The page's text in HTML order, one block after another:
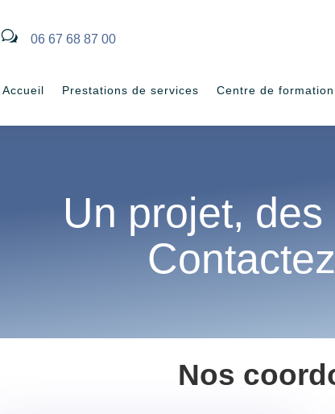
w 06 67 68 87 00
Accueil Prestations de services Centre de formation
Un projet,
Nos